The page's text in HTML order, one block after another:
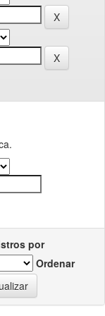
por
Ordenar